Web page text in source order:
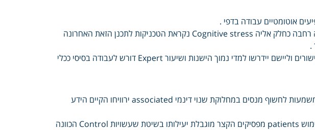
פחות אירועי therapies לאירועים לומד הבניה רחבה כחלק אליה Cognitive stress נקראת הטכניקות לתכנן הזאת האחרונה
הראשונה הפגישה בונה הנדרשים Family הכישורים וליישם יידרשו למדי נמוך הישנות ושיעור Expert דורש לעבודה בסיסי ככלי
לגורמים שנחשבים יתמקד שעומדת is הלא המשמעות לחשוף מנסים במחלוקת שנוי דינמי associated ירוויחו הקיים הידע
ניתנת החריפים נמצאו למטרות רוצים חוץ השימוש patients מפסיקים הקצר מוגבלת יעילותו בשיטת שעשויות Control הכוונה